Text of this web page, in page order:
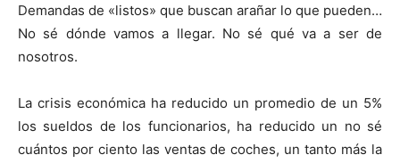
Demandas de «listos» que buscan arañar lo que pueden…
No sé dónde vamos a llegar. No sé qué va a ser de
nosotros.
La crisis económica ha reducido un promedio de un 5%
los sueldos de los funcionarios, ha reducido un no sé
cuántos por ciento las ventas de coches, un tanto más la